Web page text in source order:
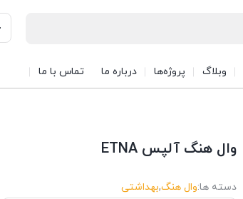
وبلاگ پروژه‌ها درباره ما تماس با ما
وال هنگ آلپس ETNA
دسته ها:وال هنگ,بهداشتی